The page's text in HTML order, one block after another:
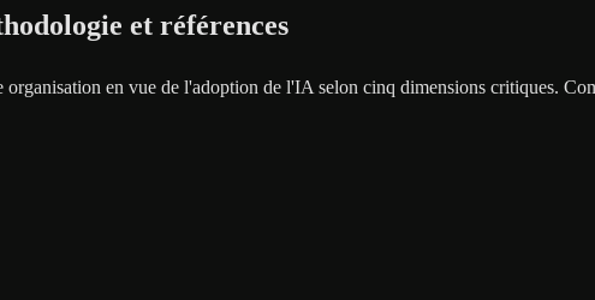
et références
en vue de l'adoption de l'IA selon cinq dimensions critiques.